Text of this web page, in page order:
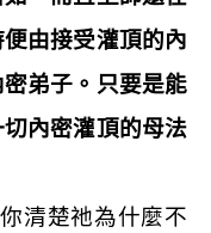
由接受灌頂的內
弟子。只要是能
內密灌頂的母法
清楚祂為什麼不